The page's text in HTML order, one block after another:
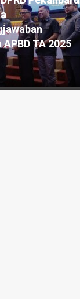
TA 2025